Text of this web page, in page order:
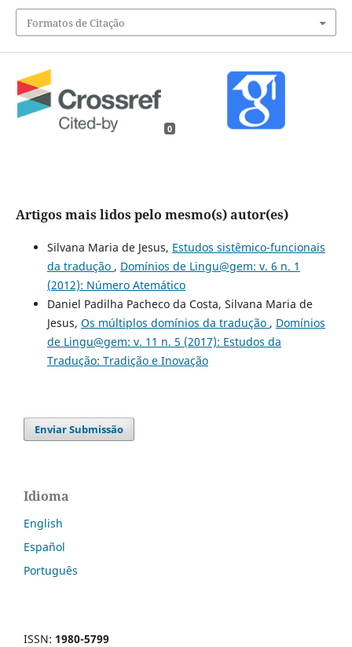
Formatos de Citação
0
Artigos mais lidos pelo mesmo(s) autor(es)
Silvana Maria de Jesus, Estudos sistêmico-funcionais
da tradução , Domínios de Lingu@gem: v. 6 n. 1
(2012): Número Atemático
Daniel Padilha Pacheco da Costa, Silvana Maria de
Jesus, Os múltiplos domínios da tradução , Domínios
de Lingu@gem: v. 11 n. 5 (2017): Estudos da
Tradução: Tradição e Inovação
Enviar Submissão
Idioma
English
Español
Português
ISSN: 1980-5799